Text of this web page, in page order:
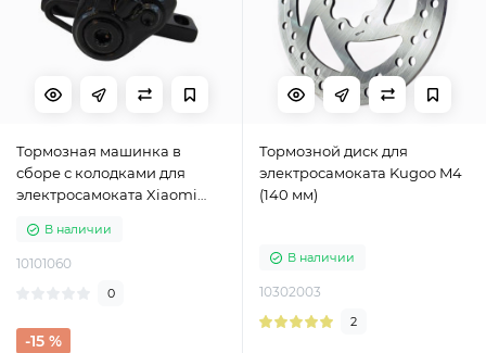
Тормозная машинка в
сборе с колодками для
электросамоката Xiaomi
1S, LiteВ наличии
10101060
0
-15 %
Тормозной диск для
электросамоката Kugoo M4
(140 мм)
В наличии
10302003
2